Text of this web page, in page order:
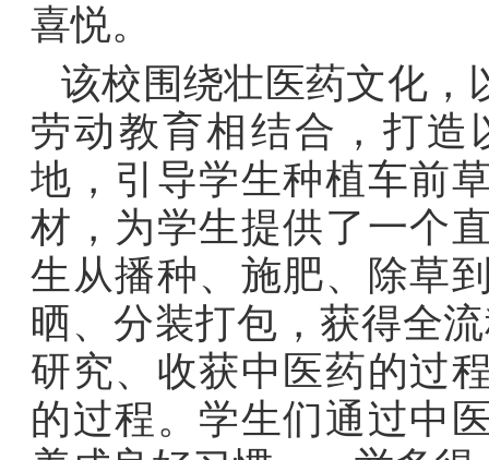
喜悦。
该校围绕壮医药文化，
劳动教育相结合，打造
地，引导学生种植车前
材，为学生提供了一个
生从播种、施肥、除草
晒、分装打包，获得全
研究、收获中医药的过
的过程。学生们通过中